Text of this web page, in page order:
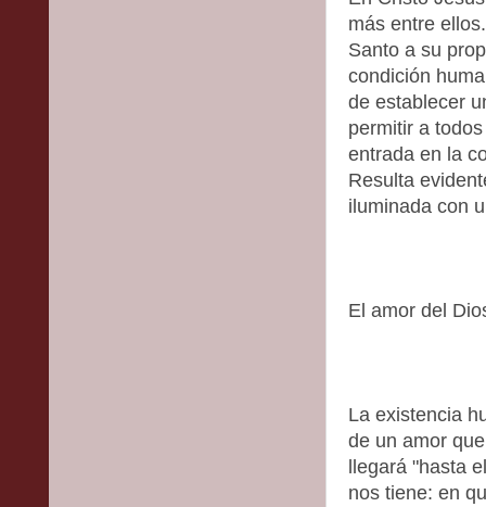
más entre
Santo a su
condición
de establecer
permitir a
entrada en la
Resulta
iluminada con
El amor del
La existencia
de un amor
llegará "hasta
nos tiene: en